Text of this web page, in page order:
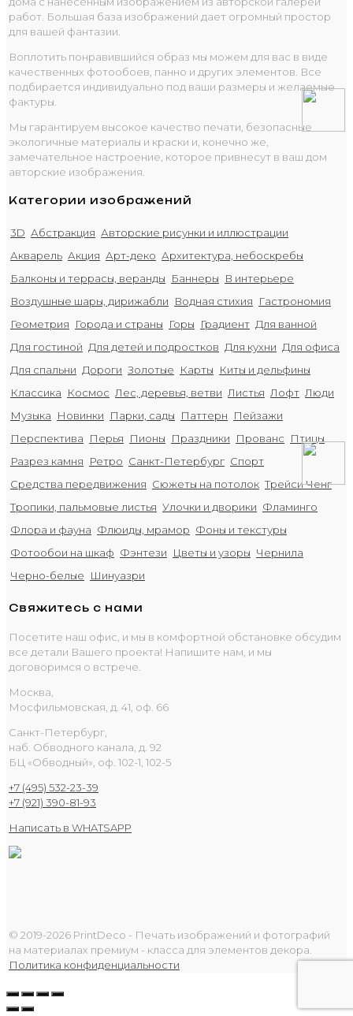
работ. Большая база изображений дает огромный простор
для вашей фантазии.
Воплотить понравившийся образ мы можем для вас в виде
качественных фотообоев, панно и других элементов. Все
подбирается индивидуально под ваши размеры и желаемые
фактуры.
Мы гарантируем высокое качество печати, безопасные
экологичные материалы и краски и, конечно же,
замечательное настроение, которое привнесут в ваш дом
авторские изображения.
Категории изображений
3D Абстракция Авторские рисунки и иллюстрации
Акварель Акция Арт-деко Архитектура, небоскребы
Балконы и террасы, веранды
Баннеры
В интерьере
Воздушные шары, дирижабли
Водная стихия
Гастрономия
Геометрия
Города и страны Горы Градиент Для ванной
Для гостиной Для детей и подростков Для кухни Для офиса
Для спальни Дороги Золотые Карты
Киты и дельфины
Классика
Космос Лес, деревья, ветви Листья Лофт Люди
Музыка
Новинки Парки, сады Паттерн
Пейзажи
Перспектива
Перья Пионы Праздники Прованс
Птицы
Разрез камня
Ретро Санкт-Петербург Спорт
Средства передвижения Сюжеты на потолок Трейси Ченг
Тропики, пальмовые листья Улочки и дворики Фламинго
Флора и фауна Флюиды, мрамор Фоны и текстуры
Фотообои на шкаф Фэнтези Цветы и узоры Чернила
Черно-белые
Шинуазри
Свяжитесь с нами
Посетите наш офис, и мы в комфортной обстановке обсудим
все детали Вашего проекта! Напишите нам, и мы
договоримся о встрече.
Москва,
Мосфильмовская, д. 41, оф. 66
Санкт-Петербург,
наб. Обводного канала, д. 92
БЦ «Обводный», оф. 102-1, 102-5
+7 (495) 532-23-39
+7 (921) 390-81-93
Написать в WHATSAPP
© 2019-2026 PrintDeco - Печать изображений и фотографий
на материалах премиум - класса для элементов декора.
Политика конфиденциальности